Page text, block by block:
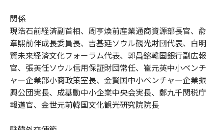
関係
現浩石前経済副首相、周亨煥前産業通商資源部長官、兪
章熙前伴成長委員長、吉基延ソウル観光財団代表、白明
賢未来経済文化フォーラム代表、郭昌鎔韓国銀行副広報
官、張英任ソウル信用保証財団常任、崔元英中小ベンチ
ャー企業部小商政策室長、金賢国中小ベンチャー企業振
興公団実長、成基動中小企業中央会実長、鄭九千関税庁
報道官、金世元前韓国文化観光研究院院長